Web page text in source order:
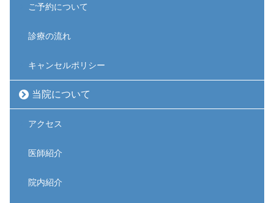
ご予約について
診療の流れ
キャンセルポリシー
当院について
アクセス
医師紹介
院内紹介